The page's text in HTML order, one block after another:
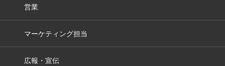
営業
マーケティング担当
広報・宣伝